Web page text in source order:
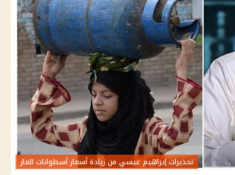
تحذيرات إبراهيم عيسي من زيادة أسعار أسطوانات الغاز